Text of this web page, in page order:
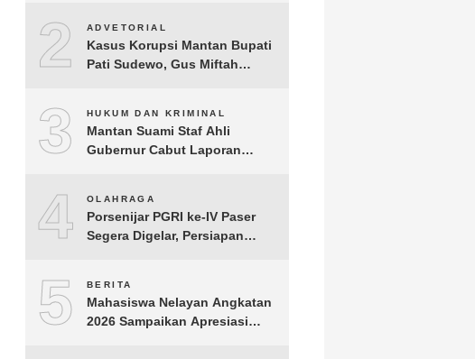
2 ADVETORIAL
Kasus Korupsi Mantan Bupati
Pati Sudewo, Gus Miftah
3 HUKUM DAN KRIMINAL
Mantan Suami Staf Ahli
Gubernur Cabut Laporan
4 OLAHRAGA
Porsenijar PGRI ke-IV Paser
Segera Digelar, Persiapan
5 BERITA
Mahasiswa Nelayan Angkatan
2026 Sampaikan Apresiasi